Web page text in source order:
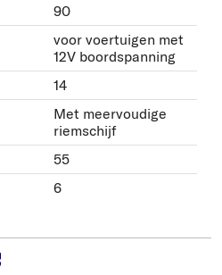
90
voor voertuigen met
12V boordspanning
14
Met meervoudige
riemschijf
55
6